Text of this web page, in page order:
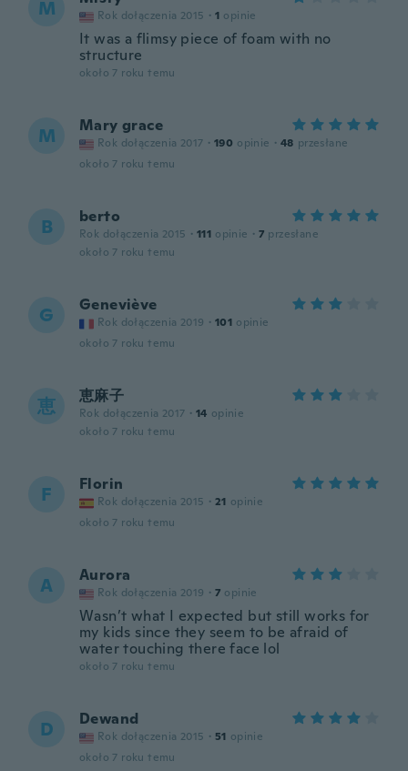
M Rok dołączenia 2015 · 1 opinie
It was a flimsy piece of foam with no
structure
około 7 roku temu
M Mary grace
Rok dołączenia 2017 · 190 opinie · 48 przesłane
około 7 roku temu
B berto
Rok dołączenia 2015 · 111 opinie · 7 przesłane
około 7 roku temu
G Geneviève
Rok dołączenia 2019 · 101 opinie
około 7 roku temu
恵 恵麻子
Rok dołączenia 2017 · 14 opinie
około 7 roku temu
F Florin
Rok dołączenia 2015 · 21 opinie
około 7 roku temu
A Aurora
Rok dołączenia 2019 · 7 opinie
Wasn’t what I expected but still works for
my kids since they seem to be afraid of
water touching there face lol
około 7 roku temu
D Dewand
Rok dołączenia 2015 · 51 opinie
około 7 roku temu